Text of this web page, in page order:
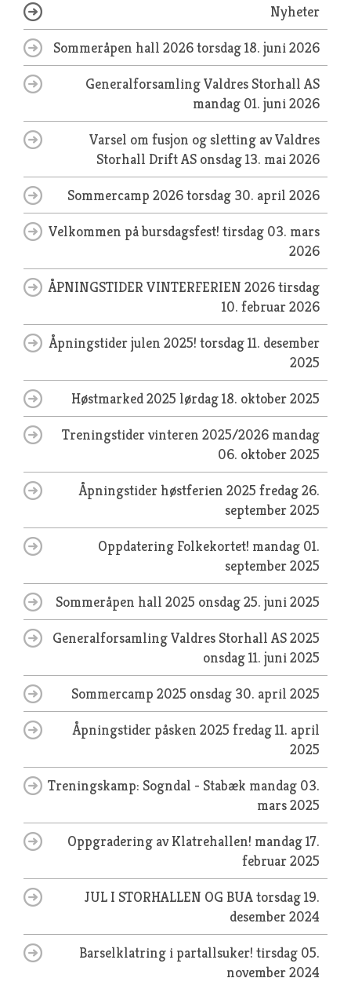
Nyheter
Sommeråpen hall 2026torsdag 18. juni 2026
Generalforsamling Valdres Storhall AS
mandag 01. juni 2026
Varsel om fusjon og sletting av Valdres
Storhall Drift AS onsdag 13. mai 2026
Sommercamp 2026torsdag 30. april 2026
Velkommen på bursdagsfest! tirsdag 03. mars
2026
ÅPNINGSTIDER VINTERFERIEN 2026tirsdag
10. februar 2026
Åpningstider julen 2025! torsdag 11. desember
2025
Høstmarked 2025 lørdag 18. oktober 2025
Treningstider vinteren 2025/2026 mandag
06. oktober 2025
Åpningstider høstferien 2025 fredag 26.
september 2025
Oppdatering Folkekortet! mandag 01.
september 2025
Sommeråpen hall 2025 onsdag 25. juni 2025
Generalforsamling Valdres Storhall AS 2025
onsdag 11. juni 2025
Sommercamp 2025 onsdag 30. april 2025
Åpningstider påsken 2025 fredag 11. april
2025
Treningskamp: Sogndal - Stabæk mandag 03.
mars 2025
Oppgradering av Klatrehallen! mandag 17.
februar 2025
JUL I STORHALLEN OG BUAtorsdag 19.
desember 2024
Barselklatring i partallsuker! tirsdag 05.
november 2024